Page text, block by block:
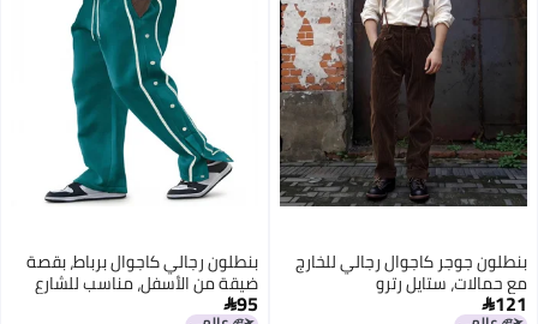
بنطلون جوجر كاجوال رجالي للخارج
مع حمالات، ستايل رترو
121
بنطلون رجالي كاجوال برباط، بقصة
ضيقة من الأسفل، مناسب للشارع
95